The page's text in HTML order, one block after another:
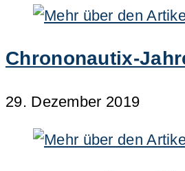
Chrononautix-
29. Dezember 2019